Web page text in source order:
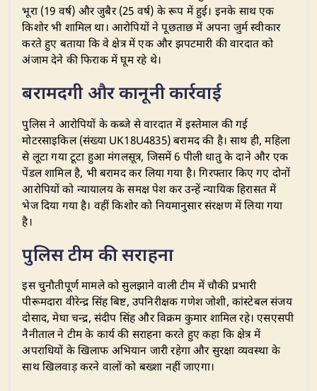
भूरा (19 वर्ष) और जुबैर (25 वर्ष) के रूप में हुई। इनके साथ एक
किशोर भी शामिल था। आरोपियों ने पूछताछ में अपना जुर्म स्वीकार
करते हुए बताया कि वे क्षेत्र में एक और झपटमारी की वारदात को
अंजाम देने की फिराक में घूम रहे थे।
​बरामदगी और कानूनी कार्रवाई
​पुलिस ने आरोपियों के कब्जे से वारदात में इस्तेमाल की गई
मोटरसाइकिल (संख्या UK18U4835) बरामद की है। साथ ही, महिला
से लूटा गया टूटा हुआ मंगलसूत्र, जिसमें 6 पीली धातु के दाने और एक
पेंडल शामिल है, भी बरामद कर लिया गया है। गिरफ्तार किए गए दोनों
आरोपियों को न्यायालय के समक्ष पेश कर उन्हें न्यायिक हिरासत में
भेज दिया गया है। वहीं किशोर को नियमानुसार संरक्षण में लिया गया
है।
​पुलिस टीम की सराहना
​इस चुनौतीपूर्ण मामले को सुलझाने वाली टीम में चौकी प्रभारी
पीरूमदारा वीरेन्द्र सिंह बिष्ट, उपनिरीक्षक गणेश जोशी, कांस्टेबल संजय
दोसाद, मेघा चन्द्र, संदीप सिंह और विक्रम कुमार शामिल रहे। एसएसपी
नैनीताल ने टीम के कार्य की सराहना करते हुए कहा कि क्षेत्र में
अपराधियों के खिलाफ अभियान जारी रहेगा और सुरक्षा व्यवस्था के
साथ खिलवाड़ करने वालों को बख्शा नहीं जाएगा।